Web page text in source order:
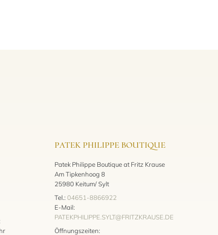
PATEK PHILIPPE BOUTIQUE
Patek Philippe Boutique at Fritz Krause
Am Tipkenhoog 8
25980 Keitum/ Sylt
Tel.: 04651-8866922
E-Mail:
PATEKPHILIPPE.SYLT@FRITZKRAUSE.DE
Öffnungszeiten: